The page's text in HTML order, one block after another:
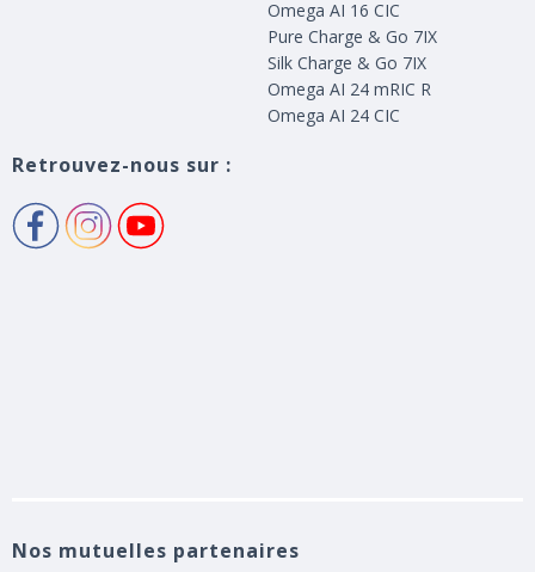
Omega AI 16 CIC
Pure Charge & Go 7IX
Silk Charge & Go 7IX
Omega AI 24 mRIC R
Omega AI 24 CIC
Retrouvez-nous sur :
Nos mutuelles partenaires